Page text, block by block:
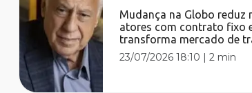
Mudança na Globo reduz
atores com contrato fixo
transforma mercado de
23/07/2026 18:10 |2 min